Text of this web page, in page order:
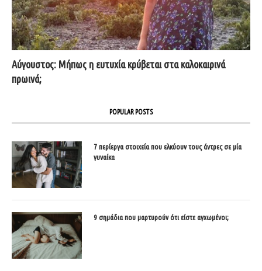
Αύγουστος: Μήπως η ευτυχία κρύβεται στα καλοκαιρινά
πρωινά;
POPULAR POSTS
7 περίεργα στοιχεία που ελκύουν τους άντρες σε μία
γυναίκα
9 σημάδια που μαρτυρούν ότι είστε αγχωμένοι;